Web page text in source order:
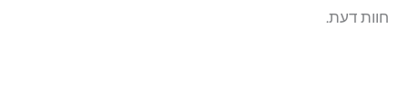
חוות דעת.